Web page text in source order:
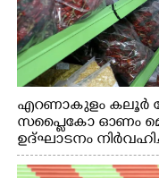
എറണാകുളം കലൂർ
സപ്ളൈകോ ഓണം
ഉദ്ഘാടനം
വി.ഡി. സതീശൻ.